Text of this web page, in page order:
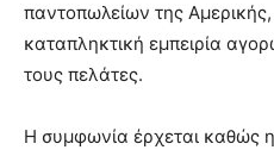
παντοπωλείων της
καταπληκτική εμπειρία
τους πελάτες.
Η συμφωνία έρχεται καθώς